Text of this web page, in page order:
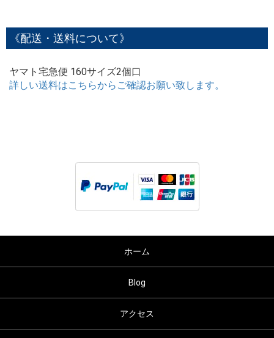
《配送・送料について》
ヤマト宅急便 160サイズ2個口
詳しい送料はこちらからご確認お願い致します。
ホーム
Blog
アクセス